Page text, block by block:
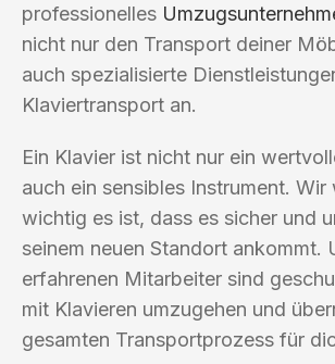
professionelles
nicht nur den Transport deiner
auch spezialisierte
Klaviertransport an.
Ein Klavier ist nicht nur ein
auch ein sensibles Instrument. Wir
wichtig es ist, dass es sicher und
seinem neuen Standort ankommt.
erfahrenen Mitarbeiter sind
mit Klavieren umzugehen und
gesamten Transportprozess für